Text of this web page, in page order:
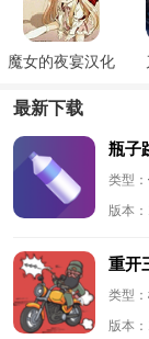
魔女的夜宴汉化
最新下载
瓶子
类型：
版本：
重开
类型：
版本：